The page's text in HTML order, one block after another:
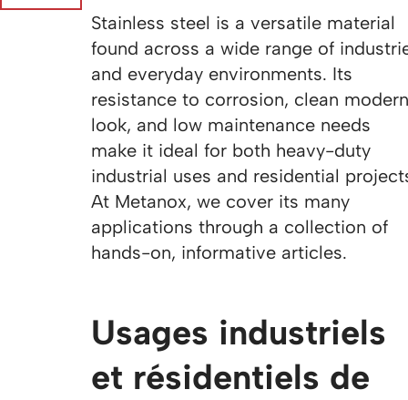
Stainless steel is a versatile material
found across a wide range of
and everyday environments. Its
resistance to corrosion, clean modern
look, and low maintenance needs
make it ideal for both heavy-duty
industrial uses and residential
At Metanox, we cover its many
applications through a collection of
hands-on, informative articles.
Usages industriels
et résidentiels de